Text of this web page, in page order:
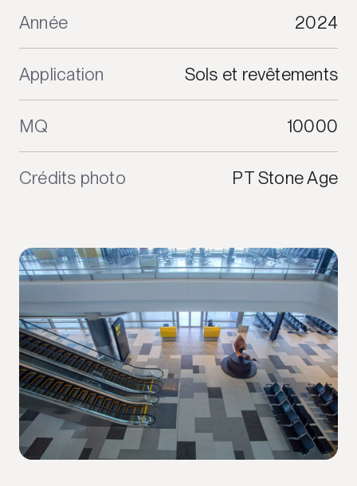
Année 2024
Application Sols et revêtements
MQ 10000
Crédits photo PT Stone Age